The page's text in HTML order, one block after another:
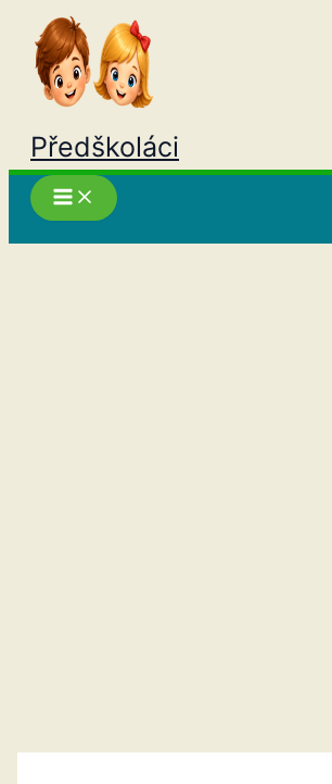
Přeskočit
obsah
Předškoláci